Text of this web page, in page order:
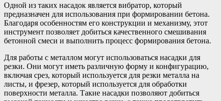
Одной из таких насадок является вибратор, который
предназначен для использования при формировании бетона.
Благодаря особенностям его конструкции и механизму, этот
инструмент позволяет добиться качественного смешивания
бетонной смеси и выполнить процесс формирования бетона.
Для работы с металлом могут использоваться насадки для
резки. Они могут иметь различную форму и конфигурацию,
включая срез, который используется для резки металла на
листы, и фрезер, который используется для обработки
поверхности металла. Такие насадки позволяют добиться